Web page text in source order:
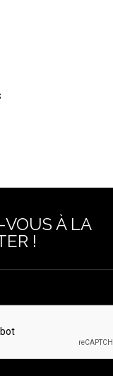
VOUS À LA
!